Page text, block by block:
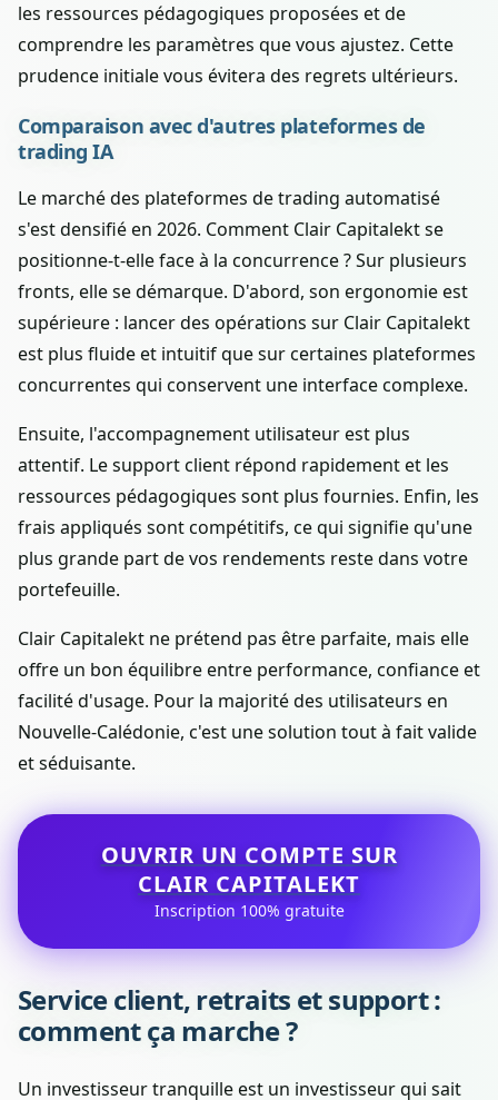
les ressources pédagogiques proposées et de
comprendre les paramètres que vous ajustez. Cette
prudence initiale vous évitera des regrets ultérieurs.
Comparaison avec d'autres plateformes de
trading IA
Le marché des plateformes de trading automatisé
s'est densifié en 2026. Comment Clair Capitalekt se
positionne-t-elle face à la concurrence ? Sur plusieurs
fronts, elle se démarque. D'abord, son ergonomie est
supérieure : lancer des opérations sur Clair Capitalekt
est plus fluide et intuitif que sur certaines plateformes
concurrentes qui conservent une interface complexe.
Ensuite, l'accompagnement utilisateur est plus
attentif. Le support client répond rapidement et les
ressources pédagogiques sont plus fournies. Enfin, les
frais appliqués sont compétitifs, ce qui signifie qu'une
plus grande part de vos rendements reste dans votre
portefeuille.
Clair Capitalekt ne prétend pas être parfaite, mais elle
offre un bon équilibre entre performance, confiance et
facilité d'usage. Pour la majorité des utilisateurs en
Nouvelle-Calédonie, c'est une solution tout à fait valide
et séduisante.
OUVRIR UN COMPTE SUR
CLAIR CAPITALEKT
Inscription 100% gratuite
Service client, retraits et support :
comment ça marche ?
Un investisseur tranquille est un investisseur qui sait